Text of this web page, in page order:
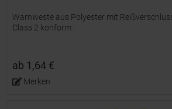
Warnweste aus Polyester mit
Class 2 konform.
ab 1,64 €
Merken